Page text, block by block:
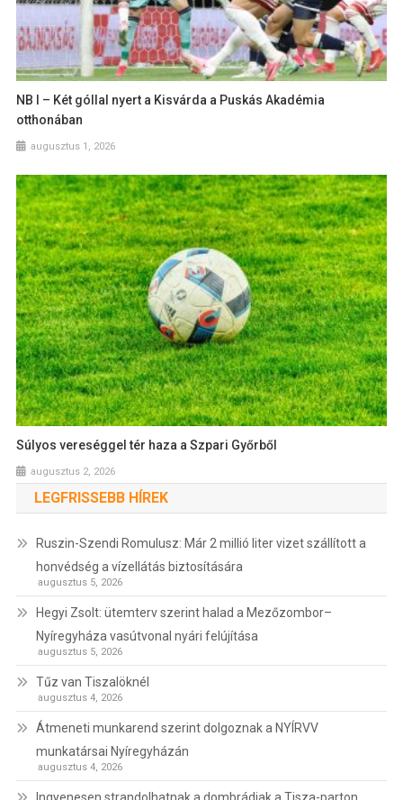
NB I – Két góllal nyert a Kisvárda a Puskás Akadémia
otthonában
augusztus 1, 2026
Súlyos vereséggel tér haza a Szpari Győrből
augusztus 2, 2026
LEGFRISSEBB HÍREK
Ruszin-Szendi Romulusz: Már 2 millió liter vizet szállított a
honvédség a vízellátás biztosítására
augusztus 5, 2026
Hegyi Zsolt: ütemterv szerint halad a Mezőzombor–
Nyíregyháza vasútvonal nyári felújítása
augusztus 5, 2026
Tűz van Tiszalöknél
augusztus 4, 2026
Átmeneti munkarend szerint dolgoznak a NYÍRVV
munkatársai Nyíregyházán
augusztus 4, 2026